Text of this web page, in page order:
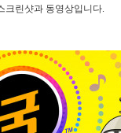
크린샷과 동영상입니다.